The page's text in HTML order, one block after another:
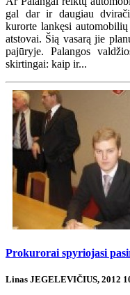
gal dar ir daugiau
kurorte lankęsi
atstovai. Šią vasarą jie
pajūryje. Palangos
skirtingai: kaip ir...
Prokurorai spyriojasi
Linas JEGELEVIČIUS, 2012